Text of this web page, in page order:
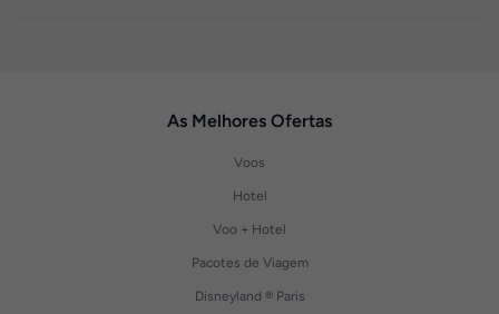
As Melhores Ofertas
Voos
Hotel
Voo + Hotel
Pacotes de Viagem
Disneyland ® Paris